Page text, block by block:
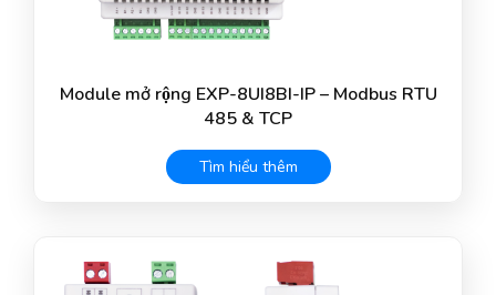
Module mở rộng EXP-8UI8BI-IP – Modbus RTU
485 & TCP
Tìm hiểu thêm